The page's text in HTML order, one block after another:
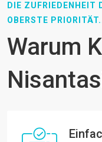
DIE ZUFRIEDENHEIT
OBERSTE
Warum